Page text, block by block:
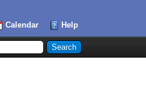
Calendar Help